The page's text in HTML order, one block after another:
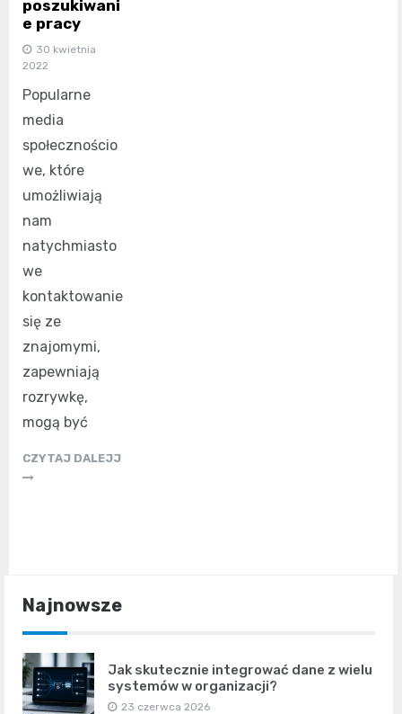
poszukiwani
e pracy
30 kwietnia
2022
Popularne
media
społecznościo
we, które
umożliwiają
nam
natychmiasto
we
kontaktowanie
się ze
znajomymi,
zapewniają
rozrywkę,
mogą być
CZYTAJ DALEJJ
Najnowsze
Jak skutecznie integrować dane z wielu
systemów w organizacji?
23 czerwca 2026